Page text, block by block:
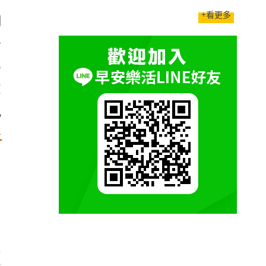
+看更多